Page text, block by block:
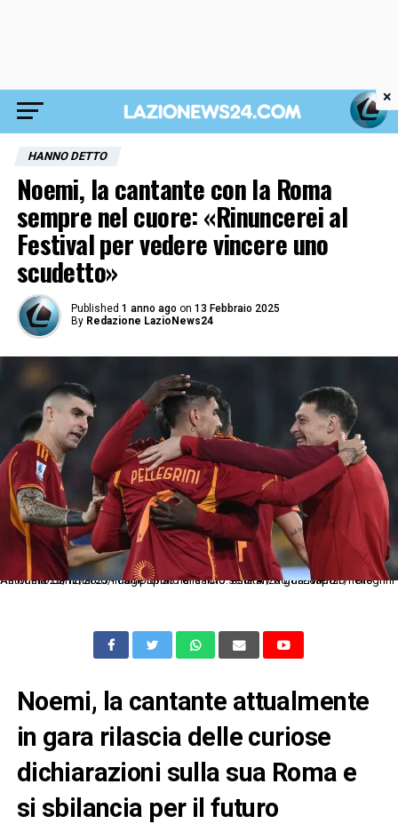
HANNO DETTO
Noemi, la cantante con la Roma
sempre nel cuore: «Rinuncerei al
Festival per vedere vincere uno
scudetto»
Published 1 anno ago on 13 Febbraio 2025
By Redazione LazioNews24
As Roma 23/12/2023 - campionato di calcio serie A / Roma-Napoli / foto Antonello Sammarco/Image Sport nella foto: esultanza gol Lorenzo Pellegrini
Noemi, la cantante attualmente
in gara rilascia delle curiose
dichiarazioni sulla sua Roma e
si sbilancia per il futuro
×